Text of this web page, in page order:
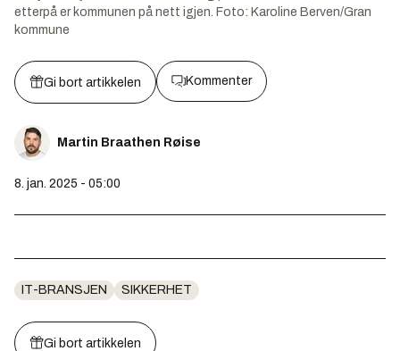
etterpå er kommunen på nett igjen. Foto: Karoline Berven/Gran
kommune
Gi bort artikkelen Kommenter
Martin Braathen Røise
8. jan. 2025 - 05:00
IT-BRANSJEN SIKKERHET
Gi bort artikkelen